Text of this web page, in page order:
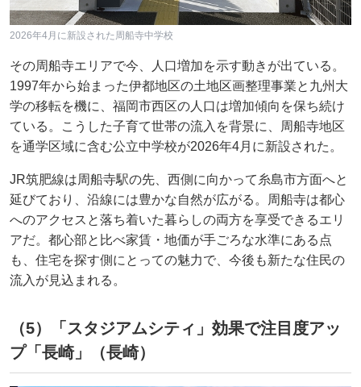
2026年4月に新設された周船寺中学校
その周船寺エリアで今、人口増加を示す動きが出ている。
1997年から始まった伊都地区の土地区画整理事業と九州大
学の移転を機に、福岡市西区の人口は増加傾向を保ち続け
ている。こうした子育て世帯の流入を背景に、周船寺地区
を通学区域に含む公立中学校が2026年4月に新設された。
JR筑肥線は周船寺駅の先、西側に向かって糸島市方面へと
延びており、沿線には豊かな自然が広がる。周船寺は都心
へのアクセスと落ち着いた暮らしの両方を享受できるエリ
アだ。都心部と比べ家賃・地価が手ごろな水準にある点
も、住宅を探す側にとっての魅力で、今後も新たな住民の
流入が見込まれる。
（5）「スタジアムシティ」効果で注目度アッ
プ「長崎」（長崎）